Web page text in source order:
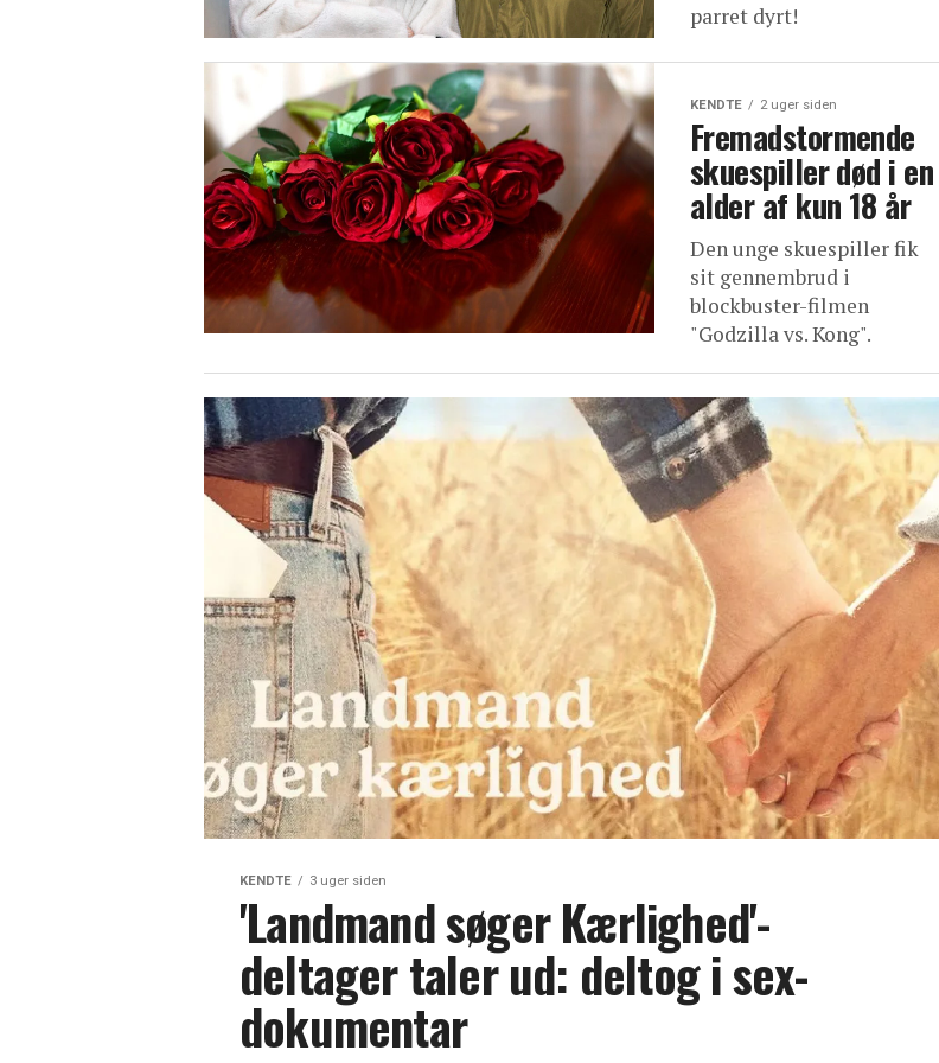
parret dyrt!
KENDTE 2 uger siden
Fremadstormende
skuespiller død i en
alder af kun 18 år
Den unge skuespiller fik
sit gennembrud i
blockbuster-filmen
"Godzilla vs. Kong".
KENDTE 3 uger siden
'Landmand søger Kærlighed'-
deltager taler ud: deltog i sex-
dokumentar